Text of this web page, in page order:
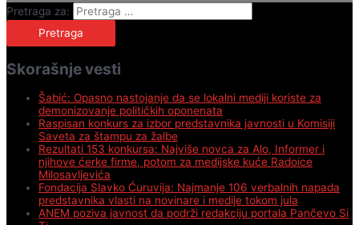
Pretraga za:
Skorašnje vesti
Šabić: Opasno nastojanje da se lokalni mediji koriste za
demonizovanje političkih oponenata
Raspisan konkurs za izbor predstavnika javnosti u Komisiji
Saveta za štampu za žalbe
Rezultati 153 konkursa: Najviše novca za Alo, Informer i
njihove ćerke firme, potom za medijske kuće Radoice
Milosavljevića
Fondacija Slavko Ćuruvija: Najmanje 106 verbalnih napada
predstavnika vlasti na novinare i medije tokom jula
ANEM poziva javnost da podrži redakciju portala Pančevo Si